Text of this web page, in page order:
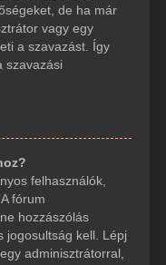
de ha már
vagy egy
a szavazást. Így
szavazási
felhasználók,
fórum
hozzászólás
jogosultság kell. Lépj
adminisztrátorral,